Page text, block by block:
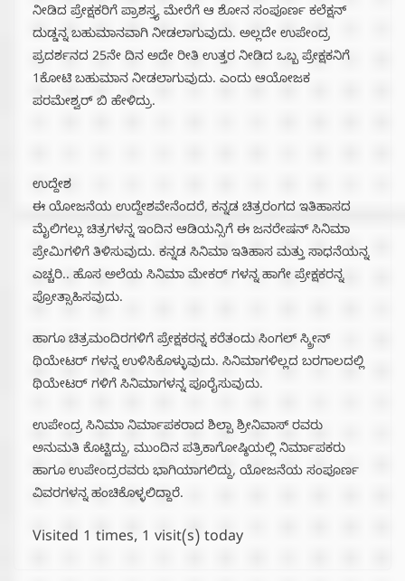
ನೀಡಿದ ಪ್ರೇಕ್ಷಕರಿಗೆ ಪ್ರಾಶಸ್ತ್ಯ ಮೇರೆಗೆ ಆ ಶೋನ‌ ಸಂಪೂರ್ಣ ಕಲೆಕ್ಷನ್
ದುಡ್ಡನ್ನ ಬಹುಮಾನವಾಗಿ ನೀಡಲಾಗುವುದು. ಅಲ್ಲದೇ ಉಪೇಂದ್ರ
ಪ್ರದರ್ಶನದ 25ನೇ ದಿನ ಅದೇ ರೀತಿ ಉತ್ತರ ನೀಡಿದ ಒಬ್ಬ ಪ್ರೇಕ್ಷಕನಿಗೆ
1ಕೋಟಿ ಬಹುಮಾನ ನೀಡಲಾಗುವುದು. ಎಂದು ಆಯೋಜಕ
ಪರಮೇಶ್ವರ್ ಬಿ ಹೇಳಿದ್ರು.
ಉದ್ದೇಶ
ಈ ಯೋಜನೆಯ ಉದ್ದೇಶವೇನೆಂದರೆ, ಕನ್ನಡ ಚಿತ್ರರಂಗದ ಇತಿಹಾಸದ
ಮೈಲಿಗಲ್ಲು ಚಿತ್ರಗಳನ್ನ ಇಂದಿನ ಆಡಿಯನ್ಸಿಗೆ ಈ ಜನರೇಷನ್ ಸಿನಿಮಾ
ಪ್ರೇಮಿಗಳಿಗೆ ತಿಳಿಸುವುದು. ಕನ್ನಡ ಸಿನಿಮಾ ಇತಿಹಾಸ ಮತ್ತು ಸಾಧನೆಯನ್ನ
ಎಚ್ಚರಿ.. ಹೊಸ ಅಲೆಯ ಸಿನಿಮಾ ಮೇಕರ್ ಗಳನ್ನ ಹಾಗೇ ಪ್ರೇಕ್ಷಕರನ್ನ
ಪ್ರೋತ್ಸಾಹಿಸವುದು.
ಹಾಗೂ ಚಿತ್ರಮಂದಿರಗಳಿಗೆ ಪ್ರೇಕ್ಷಕರನ್ನ ಕರೆತಂದು ಸಿಂಗಲ್ ಸ್ಕ್ರೀನ್
ಥಿಯೇಟರ್ ಗಳನ್ನ ಉಳಿಸಿಕೊಳ್ಳುವುದು. ಸಿನಿಮಾಗಳಿಲ್ಲದ ಬರಗಾಲದಲ್ಲಿ
ಥಿಯೇಟರ್‌ ಗಳಿಗೆ ಸಿನಿಮಾಗಳನ್ನ ಪೂರೈಸುವುದು‌.
ಉಪೇಂದ್ರ ಸಿನಿಮಾ ನಿರ್ಮಾಪಕರಾದ ಶಿಲ್ಪಾ ಶ್ರೀನಿವಾಸ್ ರವರು
ಅನುಮತಿ ಕೊಟ್ಟಿದ್ದು, ಮುಂದಿನ ಪತ್ರಿಕಾಗೋಷ್ಠಿಯಲ್ಲಿ ನಿರ್ಮಾಪಕರು
ಹಾಗೂ ಉಪೇಂದ್ರರವರು ಭಾಗಿಯಾಗಲಿದ್ದು, ಯೋಜನೆಯ ಸಂಪೂರ್ಣ
ವಿವರಗಳನ್ನ ಹಂಚಿಕೊಳ್ಳಲಿದ್ದಾರೆ.
Visited 1 times, 1 visit(s) today